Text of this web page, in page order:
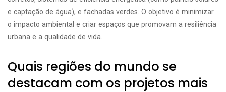
e captação de água), e fachadas verdes. O objetivo é minimizar
o impacto ambiental e criar espaços que promovam a resiliência
urbana e a qualidade de vida.
Quais regiões do mundo se
destacam com os projetos mais